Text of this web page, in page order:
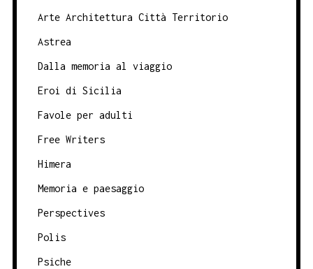
Arte Architettura Città Territorio
Astrea
Dalla memoria al viaggio
Eroi di Sicilia
Favole per adulti
Free Writers
Himera
Memoria e paesaggio
Perspectives
Polis
Psiche